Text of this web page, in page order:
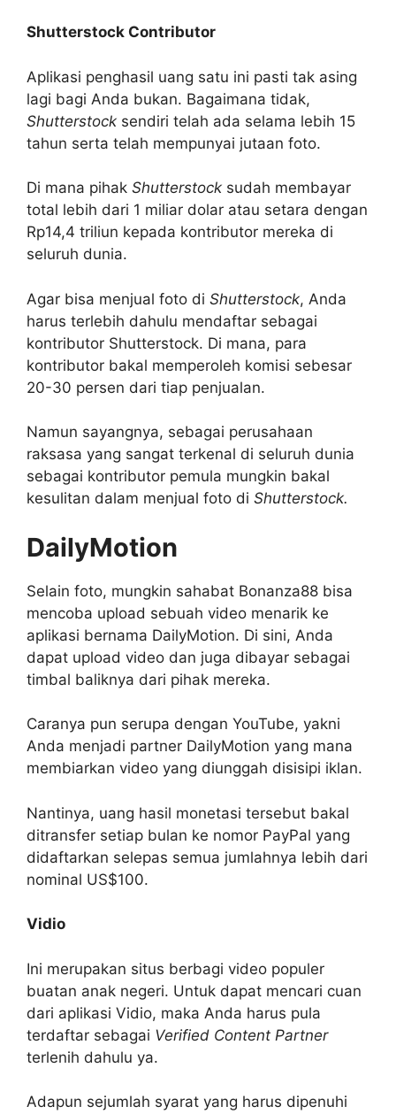
Shutterstock Contributor
Aplikasi penghasil uang satu ini pasti tak asing
lagi bagi Anda bukan. Bagaimana tidak,
Shutterstock sendiri telah ada selama lebih 15
tahun serta telah mempunyai jutaan foto.
Di mana pihak Shutterstock sudah membayar
total lebih dari 1 miliar dolar atau setara dengan
Rp14,4 triliun kepada kontributor mereka di
seluruh dunia.
Agar bisa menjual foto di Shutterstock, Anda
harus terlebih dahulu mendaftar sebagai
kontributor Shutterstock. Di mana, para
kontributor bakal memperoleh komisi sebesar
20-30 persen dari tiap penjualan.
Namun sayangnya, sebagai perusahaan
raksasa yang sangat terkenal di seluruh dunia
sebagai kontributor pemula mungkin bakal
kesulitan dalam menjual foto di Shutterstock.
DailyMotion
Selain foto, mungkin sahabat Bonanza88 bisa
mencoba upload sebuah video menarik ke
aplikasi bernama DailyMotion. Di sini, Anda
dapat upload video dan juga dibayar sebagai
timbal baliknya dari pihak mereka.
Caranya pun serupa dengan YouTube, yakni
Anda menjadi partner DailyMotion yang mana
membiarkan video yang diunggah disisipi iklan.
Nantinya, uang hasil monetasi tersebut bakal
ditransfer setiap bulan ke nomor PayPal yang
didaftarkan selepas semua jumlahnya lebih dari
nominal US$100.
Vidio
Ini merupakan situs berbagi video populer
buatan anak negeri. Untuk dapat mencari cuan
dari aplikasi Vidio, maka Anda harus pula
terdaftar sebagai Verified Content Partner
terlenih dahulu ya.
Adapun sejumlah syarat yang harus dipenuhi